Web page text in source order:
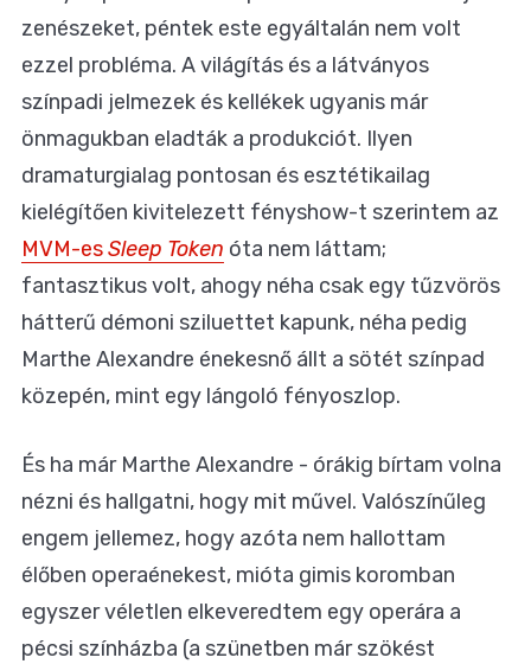
zenészeket, péntek este egyáltalán nem volt
ezzel probléma. A világítás és a látványos
színpadi jelmezek és kellékek ugyanis már
önmagukban eladták a produkciót. Ilyen
dramaturgialag pontosan és esztétikailag
kielégítően kivitelezett fényshow-t szerintem az
MVM-esSleep Token óta nem láttam;
fantasztikus volt, ahogy néha csak egy tűzvörös
hátterű démoni sziluettet kapunk, néha pedig
Marthe Alexandre énekesnő állt a sötét színpad
közepén, mint egy lángoló fényoszlop.
És ha már Marthe Alexandre - órákig bírtam volna
nézni és hallgatni, hogy mit művel. Valószínűleg
engem jellemez, hogy azóta nem hallottam
élőben operaénekest, mióta gimis koromban
egyszer véletlen elkeveredtem egy operára a
pécsi színházba (a szünetben már szökést